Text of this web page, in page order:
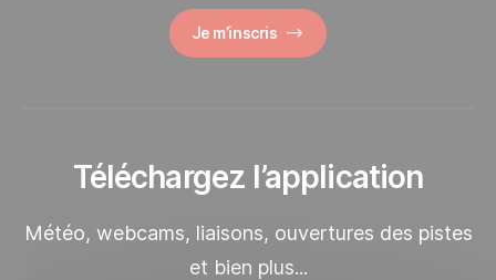
Je m’inscris
Téléchargez l’application
Météo, webcams, liaisons, ouvertures des pistes
et bien plus...